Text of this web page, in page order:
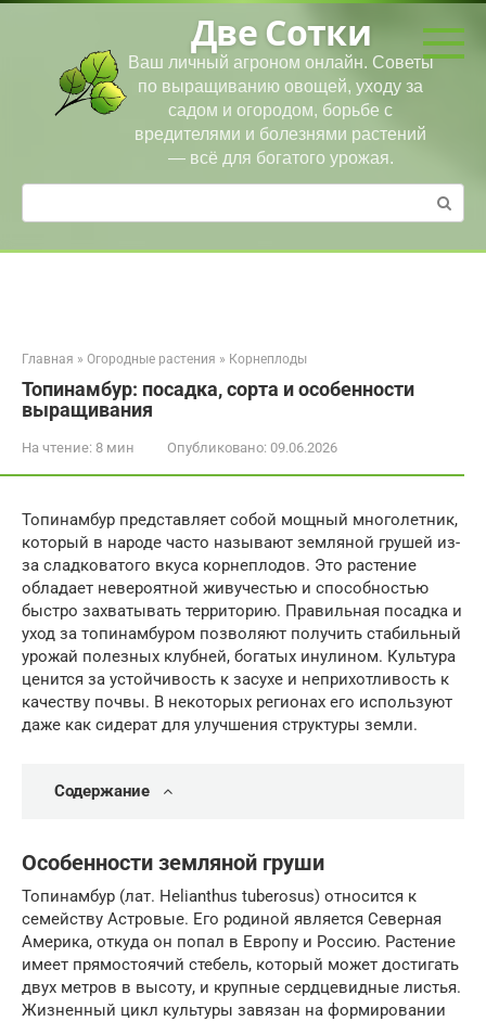
Перейти
Две Сотки
Ваш личный агроном онлайн. Советы
по выращиванию овощей, уходу за
садом и огородом, борьбе с
вредителями и болезнями растений
— всё для богатого урожая.
Поиск:
Главная » Огородные растения » Корнеплоды
Топинамбур: посадка, сорта и особенности
выращивания
На чтение: 8 мин Опубликовано: 09.06.2026
Топинамбур представляет собой мощный многолетник,
который в народе часто называют земляной грушей из-
за сладковатого вкуса корнеплодов. Это растение
обладает невероятной живучестью и способностью
быстро захватывать территорию. Правильная посадка и
уход за топинамбуром позволяют получить стабильный
урожай полезных клубней, богатых инулином. Культура
ценится за устойчивость к засухе и неприхотливость к
качеству почвы. В некоторых регионах его используют
даже как сидерат для улучшения структуры земли.
Содержание
Особенности земляной груши
Топинамбур (лат. Helianthus tuberosus) относится к
семейству Астровые. Его родиной является Северная
Америка, откуда он попал в Европу и Россию. Растение
имеет прямостоячий стебель, который может достигать
двух метров в высоту, и крупные сердцевидные листья.
Жизненный цикл культуры завязан на формировании